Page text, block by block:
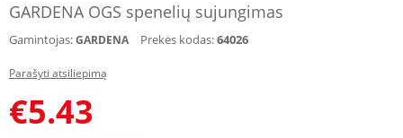
GARDENA OGS spenelių sujungimas
Gamintojas:GARDENA Prekės kodas:64026
Parašyti atsiliepimą
€5.43